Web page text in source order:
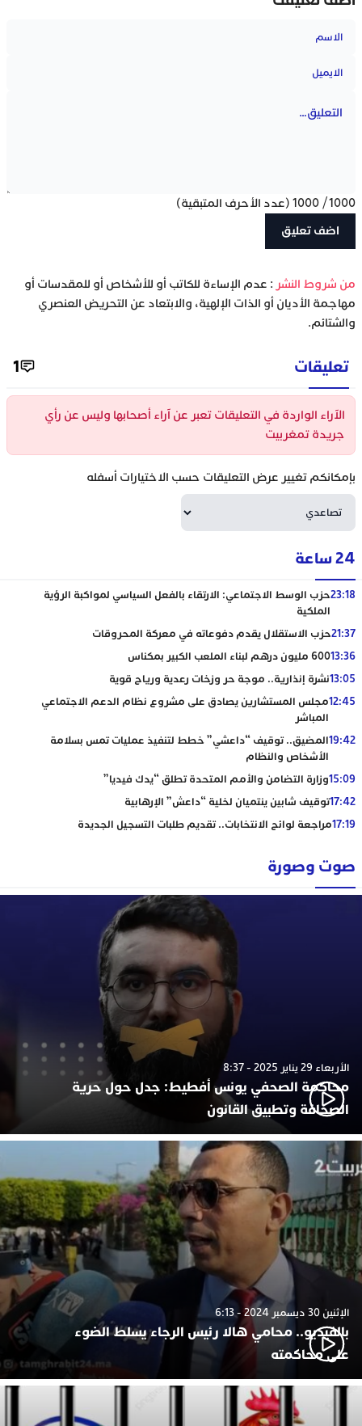
1000
/
1000 (عدد الأحرف المتبقية)
‫من شروط النشر : عدم الإساءة للكاتب أو للأشخاص أو للمقدسات أو
مهاجمة الأديان أو الذات الإلهية، والابتعاد عن التحريض العنصري
والشتائم.
تعليقات 1
الآراء الواردة في التعليقات تعبر عن آراء أصحابها وليس عن رأي
جريدة تمغربيت
بإمكانكم تغيير عرض التعليقات حسب الاختيارات أسفله
24 ساعة
23:18حزب الوسط الاجتماعي: الارتقاء بالفعل السياسي لمواكبة الرؤية
الملكية
21:37حزب الاستقلال يقدم دفوعاته في معركة المحروقات
13:36600 مليون درهم لبناء الملعب الكبير بمكناس
13:05نشرة إنذارية.. موجة حر وزخات رعدية ورياح قوية
12:45مجلس المستشارين يصادق على مشروع نظام الدعم الاجتماعي
المباشر
19:42المضيق.. توقيف “داعشي” خطط لتنفيذ عمليات تمس بسلامة
الأشخاص والنظام
15:09وزارة التضامن والأمم المتحدة تطلق “يدك فيديا”
17:42توقيف شابين ينتميان لخلية “داعش” الإرهابية
17:19مراجعة لوائح الانتخابات.. تقديم طلبات التسجيل الجديدة
صوت وصورة
الأربعاء 29 يناير 2025 - 8:37
محاكمة الصحفي يونس أفطيط: جدل حول حرية
الصحافة وتطبيق القانون
الإثنين 30 ديسمبر 2024 - 6:13
بالفيديو.. محامي هالا رئيس الرجاء يسلط الضوء
على محاكمته